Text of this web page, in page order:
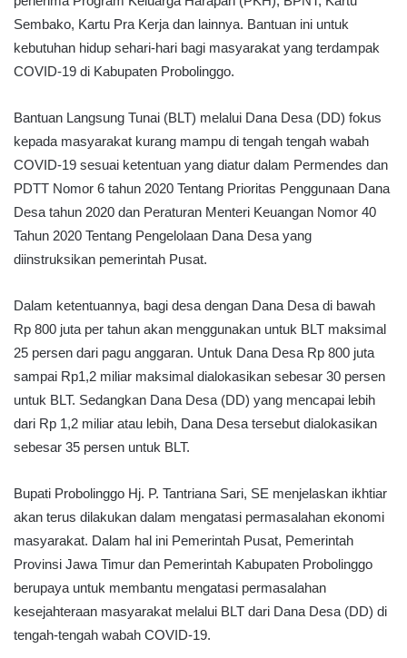
Sembako, Kartu Pra Kerja dan lainnya. Bantuan ini untuk
kebutuhan hidup sehari-hari bagi masyarakat yang terdampak
COVID-19 di Kabupaten Probolinggo.
Bantuan Langsung Tunai (BLT) melalui Dana Desa (DD) fokus
kepada masyarakat kurang mampu di tengah tengah wabah
COVID-19 sesuai ketentuan yang diatur dalam Permendes dan
PDTT Nomor 6 tahun 2020 Tentang Prioritas Penggunaan Dana
Desa tahun 2020 dan Peraturan Menteri Keuangan Nomor 40
Tahun 2020 Tentang Pengelolaan Dana Desa yang
diinstruksikan pemerintah Pusat.
Dalam ketentuannya, bagi desa dengan Dana Desa di bawah
Rp 800 juta per tahun akan menggunakan untuk BLT maksimal
25 persen dari pagu anggaran. Untuk Dana Desa Rp 800 juta
sampai Rp1,2 miliar maksimal dialokasikan sebesar 30 persen
untuk BLT. Sedangkan Dana Desa (DD) yang mencapai lebih
dari Rp 1,2 miliar atau lebih, Dana Desa tersebut dialokasikan
sebesar 35 persen untuk BLT.
Bupati Probolinggo Hj. P. Tantriana Sari, SE menjelaskan ikhtiar
akan terus dilakukan dalam mengatasi permasalahan ekonomi
masyarakat. Dalam hal ini Pemerintah Pusat, Pemerintah
Provinsi Jawa Timur dan Pemerintah Kabupaten Probolinggo
berupaya untuk membantu mengatasi permasalahan
kesejahteraan masyarakat melalui BLT dari Dana Desa (DD) di
tengah-tengah wabah COVID-19.